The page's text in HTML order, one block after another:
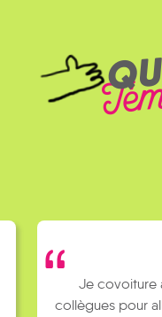
Je covoiture
collègues pour